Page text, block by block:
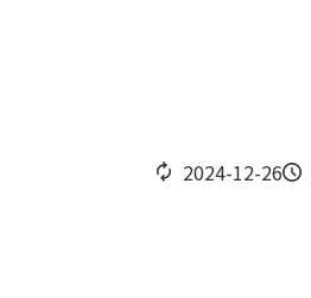
2024-12-26